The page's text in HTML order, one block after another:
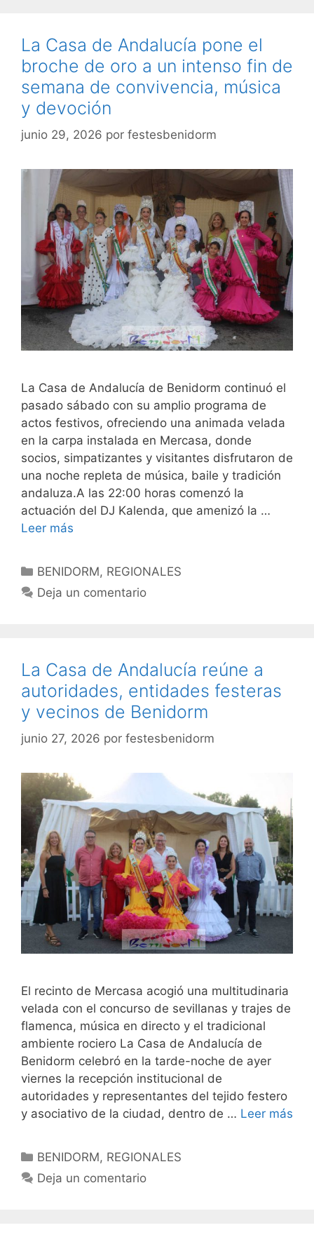
La Casa de Andalucía pone el
broche de oro a un intenso fin de
semana de convivencia, música
y devoción
junio 29, 2026 por festesbenidorm
La Casa de Andalucía de Benidorm continuó el
pasado sábado con su amplio programa de
actos festivos, ofreciendo una animada velada
en la carpa instalada en Mercasa, donde
socios, simpatizantes y visitantes disfrutaron de
una noche repleta de música, baile y tradición
andaluza.A las 22:00 horas comenzó la
actuación del DJ Kalenda, que amenizó la …
Leer más
Categorías
BENIDORM, REGIONALES
Deja un comentario
La Casa de Andalucía reúne a
autoridades, entidades festeras
y vecinos de Benidorm
junio 27, 2026 por festesbenidorm
El recinto de Mercasa acogió una multitudinaria
velada con el concurso de sevillanas y trajes de
flamenca, música en directo y el tradicional
ambiente rociero La Casa de Andalucía de
Benidorm celebró en la tarde-noche de ayer
viernes la recepción institucional de
autoridades y representantes del tejido festero
y asociativo de la ciudad, dentro de … Leer más
Categorías
BENIDORM, REGIONALES
Deja un comentario